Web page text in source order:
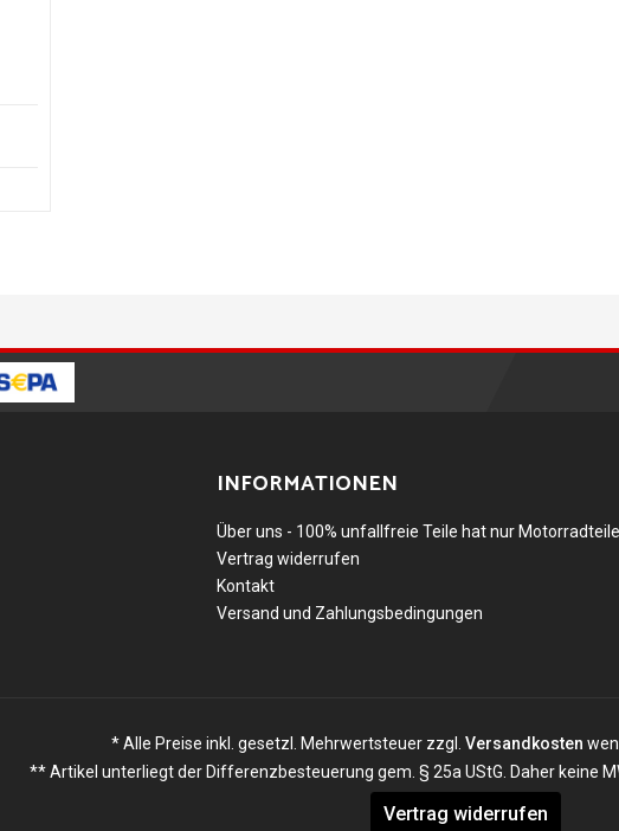
INFORMATIONEN
Über uns - 100% unfallfreie Teile hat nur
Vertrag widerrufen
Kontakt
Versand und Zahlungsbedingungen
* Alle Preise inkl. gesetzl. Mehrwertsteuer zzgl. Versandkosten
** Artikel unterliegt der Differenzbesteuerung gem. § 25a UStG. Daher keine
Vertrag widerrufen